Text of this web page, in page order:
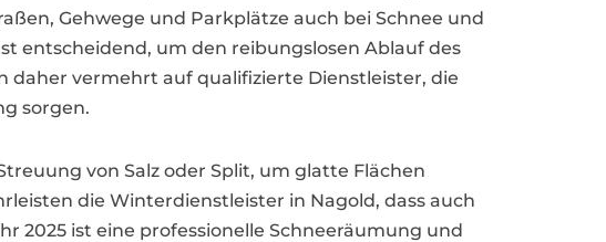
Gehwege und Parkplätze auch bei Schnee und
entscheidend, um den reibungslosen Ablauf des
daher vermehrt auf qualifizierte Dienstleister, die
sorgen.
von Salz oder Split, um glatte Flächen
die Winterdienstleister in Nagold, dass auch
2025 ist eine professionelle Schneeräumung und